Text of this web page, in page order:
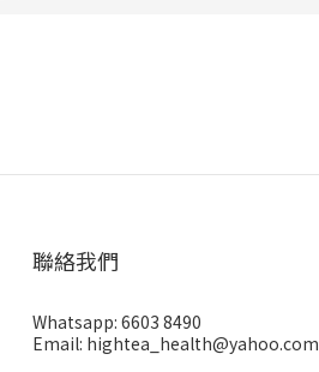
聯絡我們
Whatsapp: 6603 8490
Email: hightea_health@yahoo.com